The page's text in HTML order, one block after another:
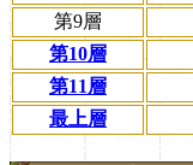
第9層
第10層
第11層
最上層